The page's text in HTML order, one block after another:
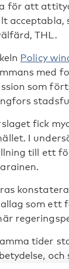
för att
acceptabla,
THL.
Policy
med
som
fick
I
till ett
som ett
tider